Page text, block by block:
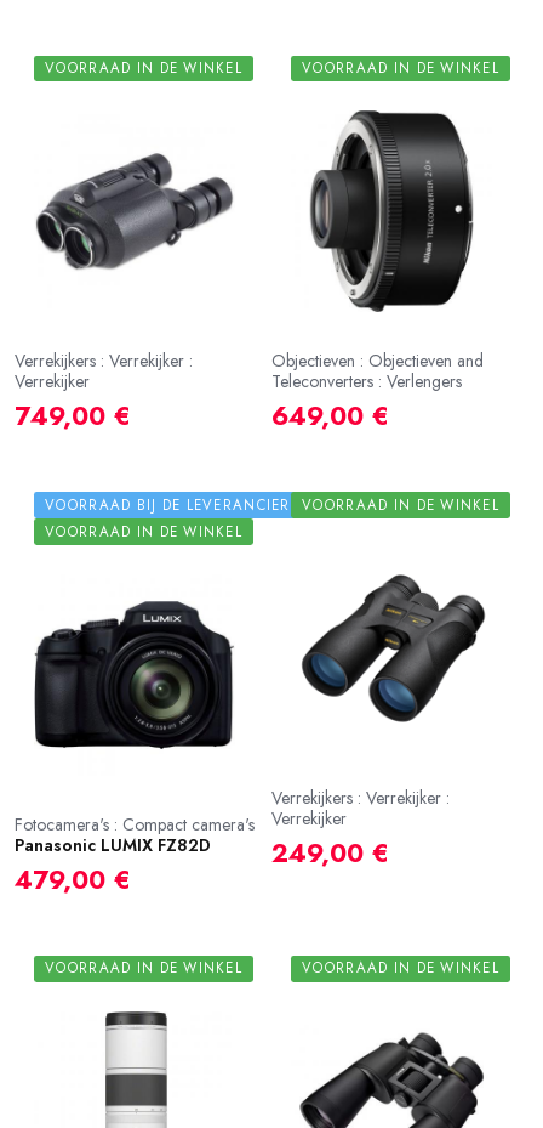
VOORRAAD IN DE WINKEL
Verrekijkers : Verrekijker :
Verrekijker
749,00 €
VOORRAAD IN DE WINKEL
Objectieven : Objectieven and
Teleconverters : Verlengers
649,00 €
VOORRAAD BIJ DE LEVERANCIER
VOORRAAD IN DE WINKEL
Fotocamera's : Compact camera's
Panasonic LUMIX FZ82D
479,00 €
VOORRAAD IN DE WINKEL
Verrekijkers : Verrekijker :
Verrekijker
249,00 €
VOORRAAD IN DE WINKEL VOORRAAD IN DE WINKEL